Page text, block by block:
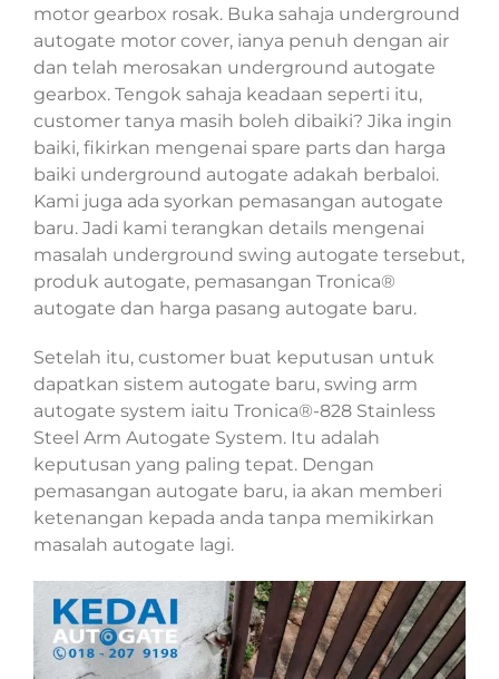
motor gearbox rosak. Buka sahaja underground
autogate motor cover, ianya penuh dengan air
dan telah merosakan underground autogate
gearbox. Tengok sahaja keadaan seperti itu,
customer tanya masih boleh dibaiki? Jika ingin
baiki, fikirkan mengenai spare parts dan harga
baiki underground autogate adakah berbaloi.
Kami juga ada syorkan pemasangan autogate
baru. Jadi kami terangkan details mengenai
masalah underground swing autogate tersebut,
produk autogate, pemasangan Tronica®
autogate dan harga pasang autogate baru.
Setelah itu, customer buat keputusan untuk
dapatkan sistem autogate baru, swing arm
autogate system iaitu Tronica®-828 Stainless
Steel Arm Autogate System. Itu adalah
keputusan yang paling tepat. Dengan
pemasangan autogate baru, ia akan memberi
ketenangan kepada anda tanpa memikirkan
masalah autogate lagi.